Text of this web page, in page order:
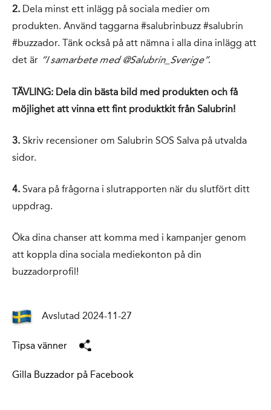
2. Dela minst ett inlägg på sociala medier om
produkten. Använd taggarna #salubrinbuzz #salubrin
#buzzador. Tänk också på att nämna i alla dina inlägg att
det är ”I samarbete med @Salubrin_Sverige”.
TÄVLING: Dela din bästa bild med produkten och få
möjlighet att vinna ett fint produktkit från Salubrin!
3. Skriv recensioner om Salubrin SOS Salva på utvalda
sidor.
4. Svara på frågorna i slutrapporten när du slutfört ditt
uppdrag.
Öka dina chanser att komma med i kampanjer genom
att koppla dina sociala mediekonton på din
buzzadorprofil!
Avslutad 2024-11-27
Tipsa vänner
Gilla Buzzador på Facebook